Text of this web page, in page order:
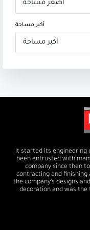
أكبر مساحة
It started its engineering
been entrusted with
company since then
contracting and finishing
the company's designs
decoration and was the